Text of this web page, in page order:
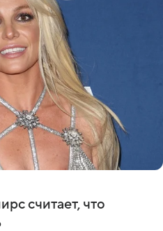
считает, что